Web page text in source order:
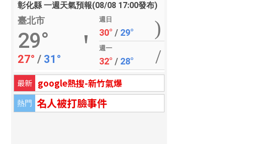
彰化縣 一週天氣預報(08/08 17:00發布)
臺北市
29°
27° / 31°
週日
30° / 29°
週一
32° / 28°
最新 google熱搜-新竹氣爆
熱門 名人被打臉事件